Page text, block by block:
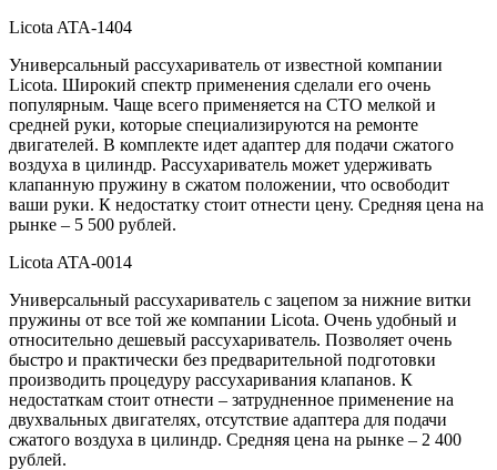
Licota ATA-1404
Универсальный рассухариватель от известной компании
Licota. Широкий спектр применения сделали его очень
популярным. Чаще всего применяется на СТО мелкой и
средней руки, которые специализируются на ремонте
двигателей. В комплекте идет адаптер для подачи сжатого
воздуха в цилиндр. Рассухариватель может удерживать
клапанную пружину в сжатом положении, что освободит
ваши руки. К недостатку стоит отнести цену. Средняя цена на
рынке – 5 500 рублей.
Licota ATA-0014
Универсальный рассухариватель с зацепом за нижние витки
пружины от все той же компании Licota. Очень удобный и
относительно дешевый рассухариватель. Позволяет очень
быстро и практически без предварительной подготовки
производить процедуру рассухаривания клапанов. К
недостаткам стоит отнести – затрудненное применение на
двухвальных двигателях, отсутствие адаптера для подачи
сжатого воздуха в цилиндр. Средняя цена на рынке – 2 400
рублей.